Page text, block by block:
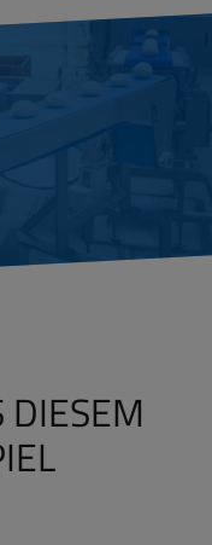
DIESEM